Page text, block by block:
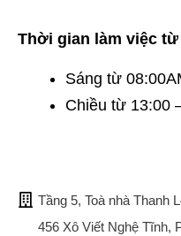
Thời gian làm việc
Sáng từ
Chiều từ 13:00
Tầng 5, Toà nhà Thanh
456 Xô Viết Nghệ Tĩnh,